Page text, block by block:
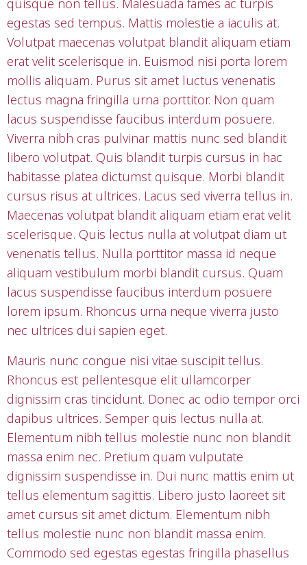
egestas sed tempus. Mattis molestie a iaculis at.
Volutpat maecenas volutpat blandit aliquam etiam
erat velit scelerisque in. Euismod nisi porta lorem
mollis aliquam. Purus sit amet luctus venenatis
lectus magna fringilla urna porttitor. Non quam
lacus suspendisse faucibus interdum posuere.
Viverra nibh cras pulvinar mattis nunc sed blandit
libero volutpat. Quis blandit turpis cursus in hac
habitasse platea dictumst quisque. Morbi blandit
cursus risus at ultrices. Lacus sed viverra tellus in.
Maecenas volutpat blandit aliquam etiam erat velit
scelerisque. Quis lectus nulla at volutpat diam ut
venenatis tellus. Nulla porttitor massa id neque
aliquam vestibulum morbi blandit cursus. Quam
lacus suspendisse faucibus interdum posuere
lorem ipsum. Rhoncus urna neque viverra justo
nec ultrices dui sapien eget.
Mauris nunc congue nisi vitae suscipit tellus.
Rhoncus est pellentesque elit ullamcorper
dignissim cras tincidunt. Donec ac odio tempor orci
dapibus ultrices. Semper quis lectus nulla at.
Elementum nibh tellus molestie nunc non blandit
massa enim nec. Pretium quam vulputate
dignissim suspendisse in. Dui nunc mattis enim ut
tellus elementum sagittis. Libero justo laoreet sit
amet cursus sit amet dictum. Elementum nibh
tellus molestie nunc non blandit massa enim.
Commodo sed egestas egestas fringilla phasellus